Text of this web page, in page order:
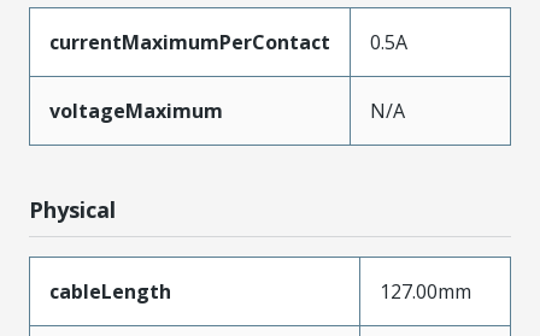
currentMaximumPerContact 0.5A
voltageMaximum N/A
Physical
cableLength 127.00mm